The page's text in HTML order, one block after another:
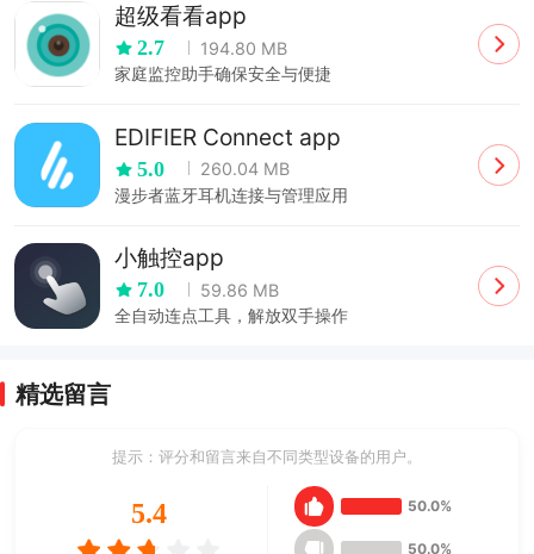
超级看看app
2.7
194.80 MB
家庭监控助手确保安全与便捷
EDIFIER Connect app
5.0
260.04 MB
漫步者蓝牙耳机连接与管理应用
小触控app
7.0
59.86 MB
全自动连点工具，解放双手操作
精选留言
提示：评分和留言来自不同类型设备的用户。
5.4 50.0%
50.0%